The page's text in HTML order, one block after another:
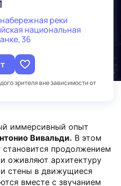
реки
национальная
36
зрителя вне зависимости от
иммерсивный опыт
Вивальди. В этом
становится продолжением
оживляют архитектуру
стены в движущиеся
вместе с звучанием